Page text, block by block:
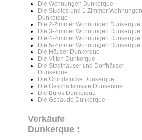
Die Wohnungen Dunkerque
Die Studios und 1-Zimmer Wohnungen
Dunkerque
Die 2-Zimmer Wohnungen Dunkerque
Die 3-Zimmer Wohnungen Dunkerque
Die 4-Zimmer Wohnungen Dunkerque
Die 5-Zimmer Wohnungen Dunkerque
Die Häuser Dunkerque
Die Villen Dunkerque
Die Stadthäuser und Dorfhäuser
Dunkerque
Die Grundstücke Dunkerque
Die Geschäftslokale Dunkerque
Die Büros Dunkerque
Die Gebäude Dunkerque
Verkäufe
Dunkerque :